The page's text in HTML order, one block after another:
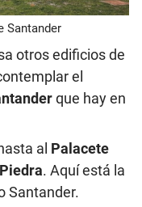
Santander
otros edificios de
el
que hay en
al Palacete
. Aquí está la
Santander.